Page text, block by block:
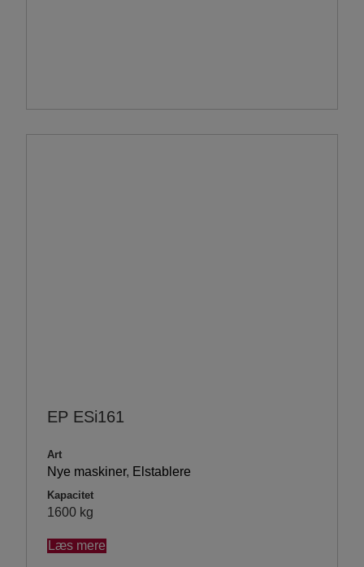
EP ESi161
Art
Nye maskiner, Elstablere
Kapacitet
1600 kg
Læs mere